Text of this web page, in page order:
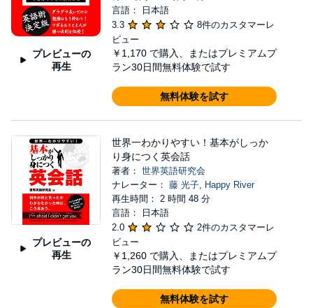
プレビューの
再生
言語： 日本語
3.3
8件のカスタマーレ
ビュー
￥1,170 で購入、またはプレミアムプ
ラン30日間無料体験で試す
無料体験を試す
プレビューの
再生
世界一わかりやすい！基本がしっか
り身につく英会話
著者： 世界英語研究会
ナレーター： 藤 光子, Happy River
再生時間： 2 時間 48 分
言語： 日本語
2.0
2件のカスタマーレ
ビュー
￥1,260 で購入、またはプレミアムプ
ラン30日間無料体験で試す
無料体験を試す